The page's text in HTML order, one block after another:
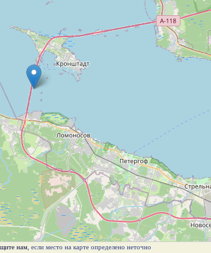
нам , если место на карте определено неточно